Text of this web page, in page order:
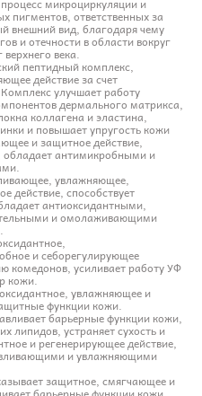
пигментов, ответственных за
внешний вид, благодаря чему
и отечности в области вокруг
века.
пептидный комплекс,
действие за счет
улучшает работу
дермального матрикса,
коллагена и эластина,
и повышает упругость кожи
и защитное действие,
обладает антимикробными и
увлажняющее,
действие, способствует
антиоксидантными,
и омолаживающими
и себорегулирующее
комедонов, усиливает работу УФ
кожи.
увлажняющее и
функции кожи.
барьерные функции кожи,
липидов, устраняет сухость и
и регенерирующее действие,
и увлажняющими
защитное, смягчающее и